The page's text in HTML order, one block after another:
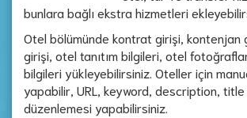
bunlara bağlı ekstra hizmetleri
Otel bölümünde kontrat girişi,
girişi, otel tanıtım bilgileri, otel
bilgileri yükleyebilirsiniz. Oteller için
yapabilir, URL, keyword, description,
düzenlemesi yapabilirsiniz.